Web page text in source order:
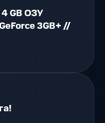
4 GB ОЗУ
3GB+ //